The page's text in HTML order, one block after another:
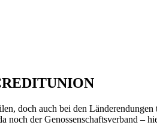
doch auch bei den
noch der Genossenschaftsverband –